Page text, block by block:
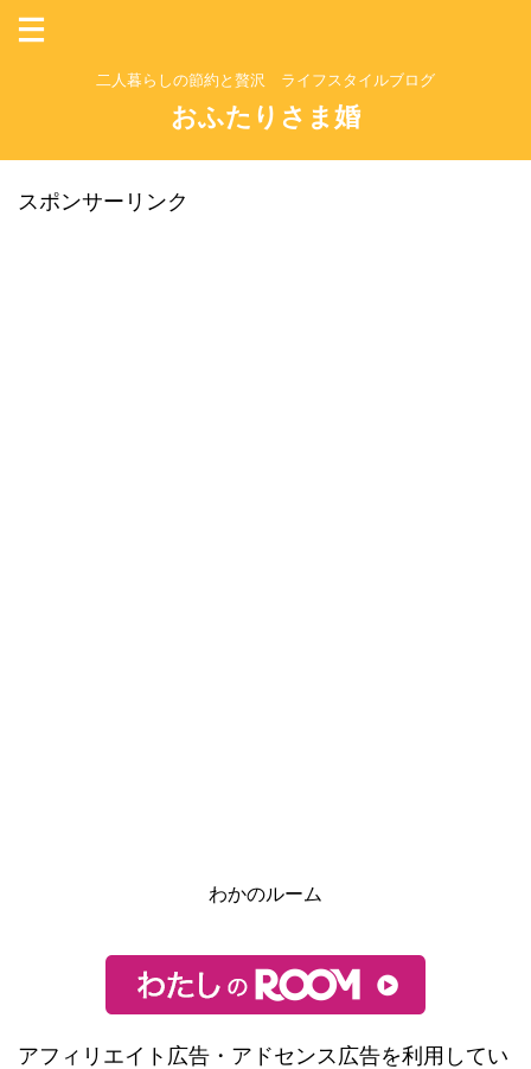
二人暮らしの節約と贅沢 ライフスタイルブログ
おふたりさま婚
スポンサーリンク
わかのルーム
アフィリエイト広告・アドセンス広告を利用してい